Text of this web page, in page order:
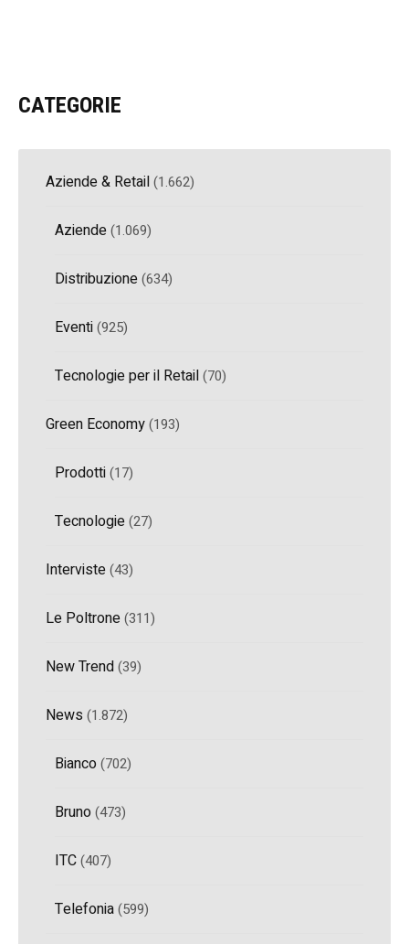
CATEGORIE
Aziende & Retail(1.662)
Aziende(1.069)
Distribuzione(634)
Eventi(925)
Tecnologie per il Retail(70)
Green Economy(193)
Prodotti(17)
Tecnologie(27)
Interviste(43)
Le Poltrone(311)
New Trend(39)
News (1.872)
Bianco(702)
Bruno(473)
ITC(407)
Telefonia(599)